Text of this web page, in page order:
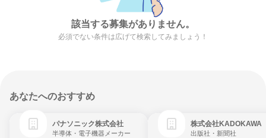
該当する募集がありません。
必須でない条件は広げて検索してみましょう！
あなたへのおすすめ
パナソニック株式会社
半導体・電子機器メーカー
株式会社KADOKAWA
出版社・新聞社